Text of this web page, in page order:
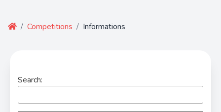
/ Competitions / Informations
Search: